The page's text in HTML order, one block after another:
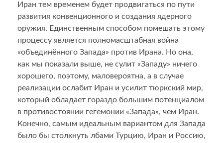
Иран тем временем будет продвигаться по пути
развития конвенционного и создания ядерного
оружия. Единственным способом помешать этому
процессу является полномасштабная война
«объединённого Запада» против Ирана. Но она,
как мы показали выше, не сулит «Западу» ничего
хорошего, поэтому, маловероятна, а в случае
реализации ослабит Иран и усилит тюркский мир,
который обладает гораздо большим потенциалом
в противостоянии гегемонии «Запада», чем Иран.
Конечно, самым идеальным вариантом для Запада
было бы столкнуть лбами Турцию, Иран и Россию,